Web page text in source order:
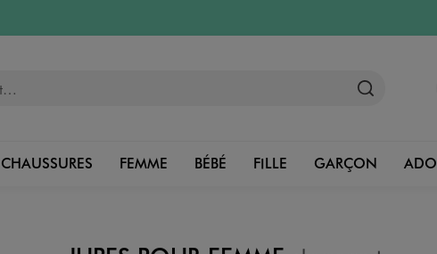
CHAUSSURES FEMME BÉBÉ FILLE GARÇON ADO